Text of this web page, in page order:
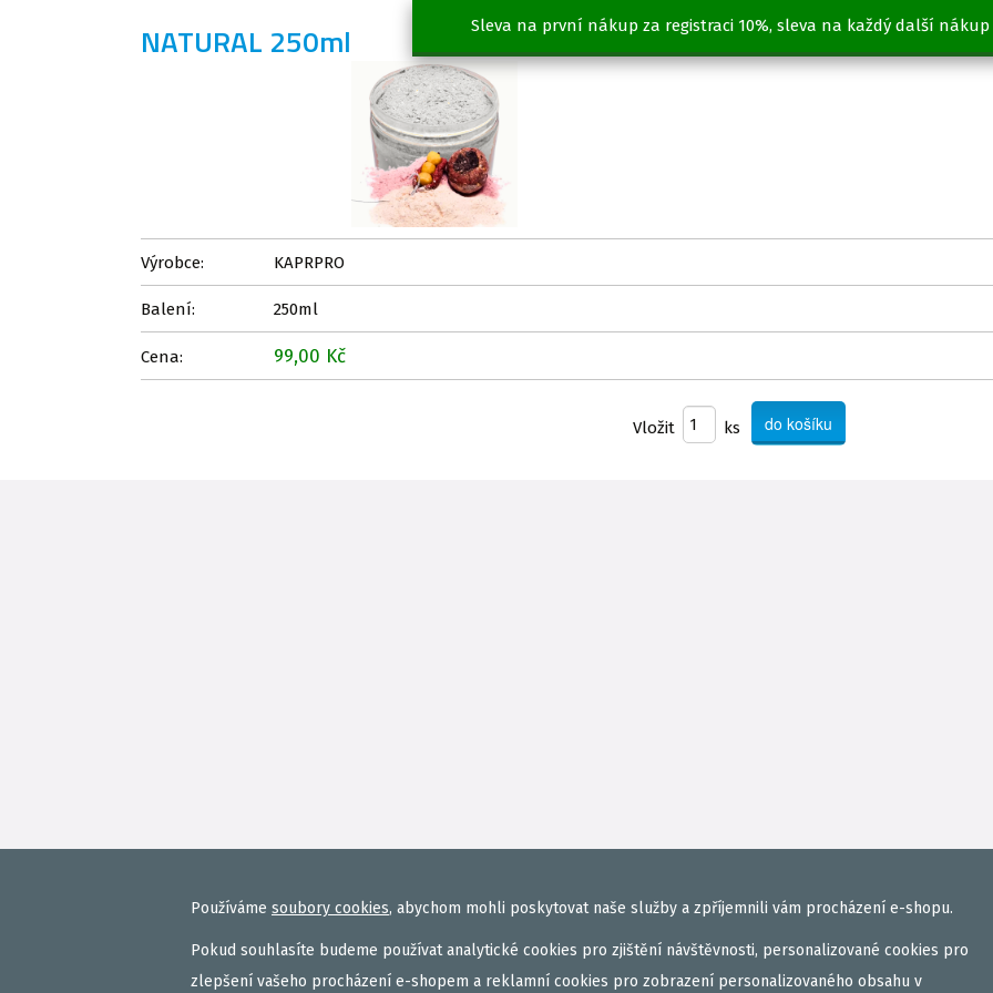
Sleva na první nákup za registraci 10%, sleva na každý další nákup
NATURAL 250ml
Výrobce: KAPRPRO
Balení: 250ml
Cena: 99,00 Kč
Vložit ks
Používáme soubory cookies, abychom mohli poskytovat naše služby a zpříjemnili vám procházení e-shopu.
Pokud souhlasíte budeme používat analytické cookies pro zjištění návštěvnosti, personalizované cookies pro
zlepšení vašeho procházení e-shopem a reklamní cookies pro zobrazení personalizovaného obsahu v